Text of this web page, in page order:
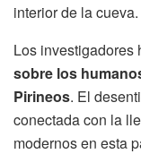
interior de la cueva.
Los investigadores
sobre los
Pirineos. El
conectada con la
modernos en esta